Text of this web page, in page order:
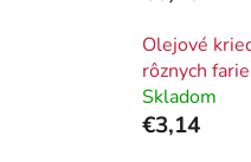
Olejové
rôznych
Skladom
€3,14